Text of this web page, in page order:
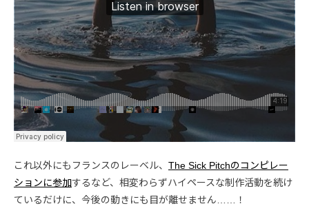
これ以外にもフランスのレーベル、 The Sick Pitchのコンピレー
ションに参加するなど、相変わらずハイペースな制作活動を続け
ているだけに、今後の動きにも目が離せません……！